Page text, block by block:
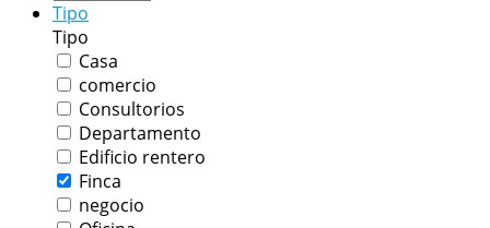
Tipo
Tipo
Casa
comercio
Consultorios
Departamento
Edificio rentero
Finca
negocio